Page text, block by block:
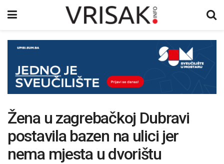
Žena u zagrebačkoj Dubravi
postavila bazen na ulici jer
nema mjesta u dvorištu